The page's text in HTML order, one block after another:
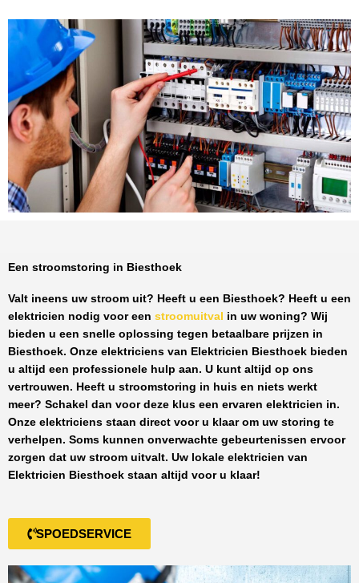
Een stroomstoring in Biesthoek
Valt ineens uw stroom uit? Heeft u een Biesthoek? Heeft u een
elektricien nodig voor een stroomuitval in uw woning? Wij
bieden u een snelle oplossing tegen betaalbare prijzen in
Biesthoek. Onze elektriciens van Elektricien Biesthoek bieden
u altijd een professionele hulp aan. U kunt altijd op ons
vertrouwen. Heeft u stroomstoring in huis en niets werkt
meer? Schakel dan voor deze klus een ervaren elektricien in.
Onze elektriciens staan direct voor u klaar om uw storing te
verhelpen. Soms kunnen onverwachte gebeurtenissen ervoor
zorgen dat uw stroom uitvalt. Uw lokale elektricien van
Elektricien Biesthoek staan altijd voor u klaar!
SPOEDSERVICE